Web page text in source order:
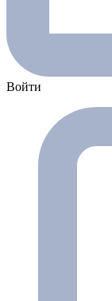
Войти